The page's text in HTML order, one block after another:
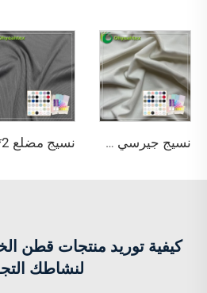
نسيج جيرسي من ليوسل بامبو 70% وكيتوسان 23% وسباندكس 7% مطاطي مقاوم للروائح حسب معيار OEKO-100، لصنع تيشيرتات
كيفية توريد منتجات قطن
لنشاطك